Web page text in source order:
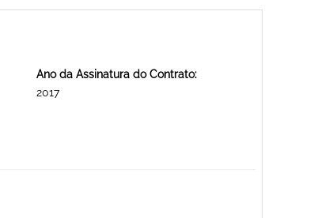
Ano da Assinatura do Contrato:
2017